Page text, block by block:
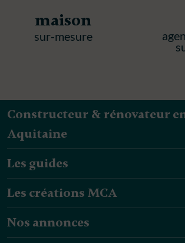
maison
sur-mesure
Constructeur & rénovateur
Aquitaine
Les guides
Les créations MCA
Nos annonces